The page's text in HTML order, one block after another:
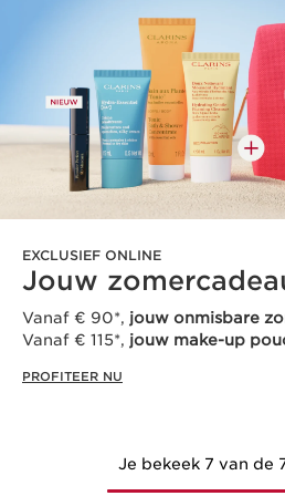
EXCLUSIEF ONLINE
Jouw
Vanaf € 90*, jouw onmisbare
Vanaf € 115*, jouw make-up
PROFITEER NU
Je bekeek 7 van de